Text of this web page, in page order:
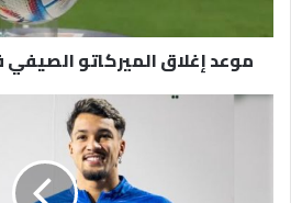
موعد إغلاق الميركاتو
الهلال